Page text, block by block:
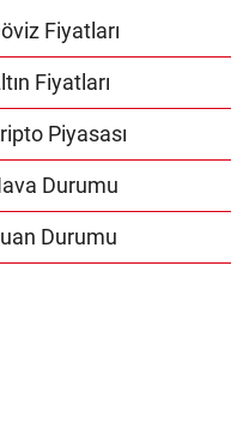
Fiyatları
Fiyatları
Piyasası
Durumu
Durumu